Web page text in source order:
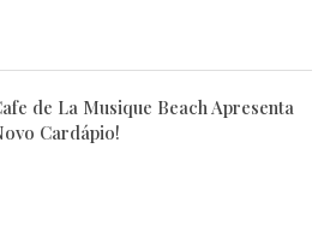
de La Musique Beach Apresenta
Cardápio!